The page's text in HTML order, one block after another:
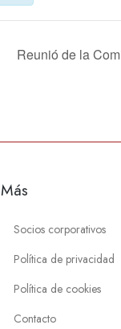
Reunió de la
Más
Socios corporativos
Política de privacidad
Política de cookies
Contacto